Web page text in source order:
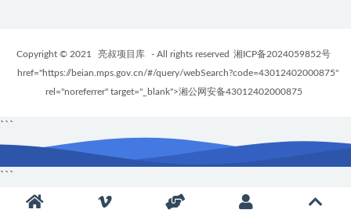
Copyright © 2021 亮叔项目库 - All rights reserved 湘ICP备2024059852号
href="https://beian.mps.gov.cn/#/query/webSearch?code=43012402000875"
rel="noreferrer" target="_blank">湘公网安备43012402000875
```
```